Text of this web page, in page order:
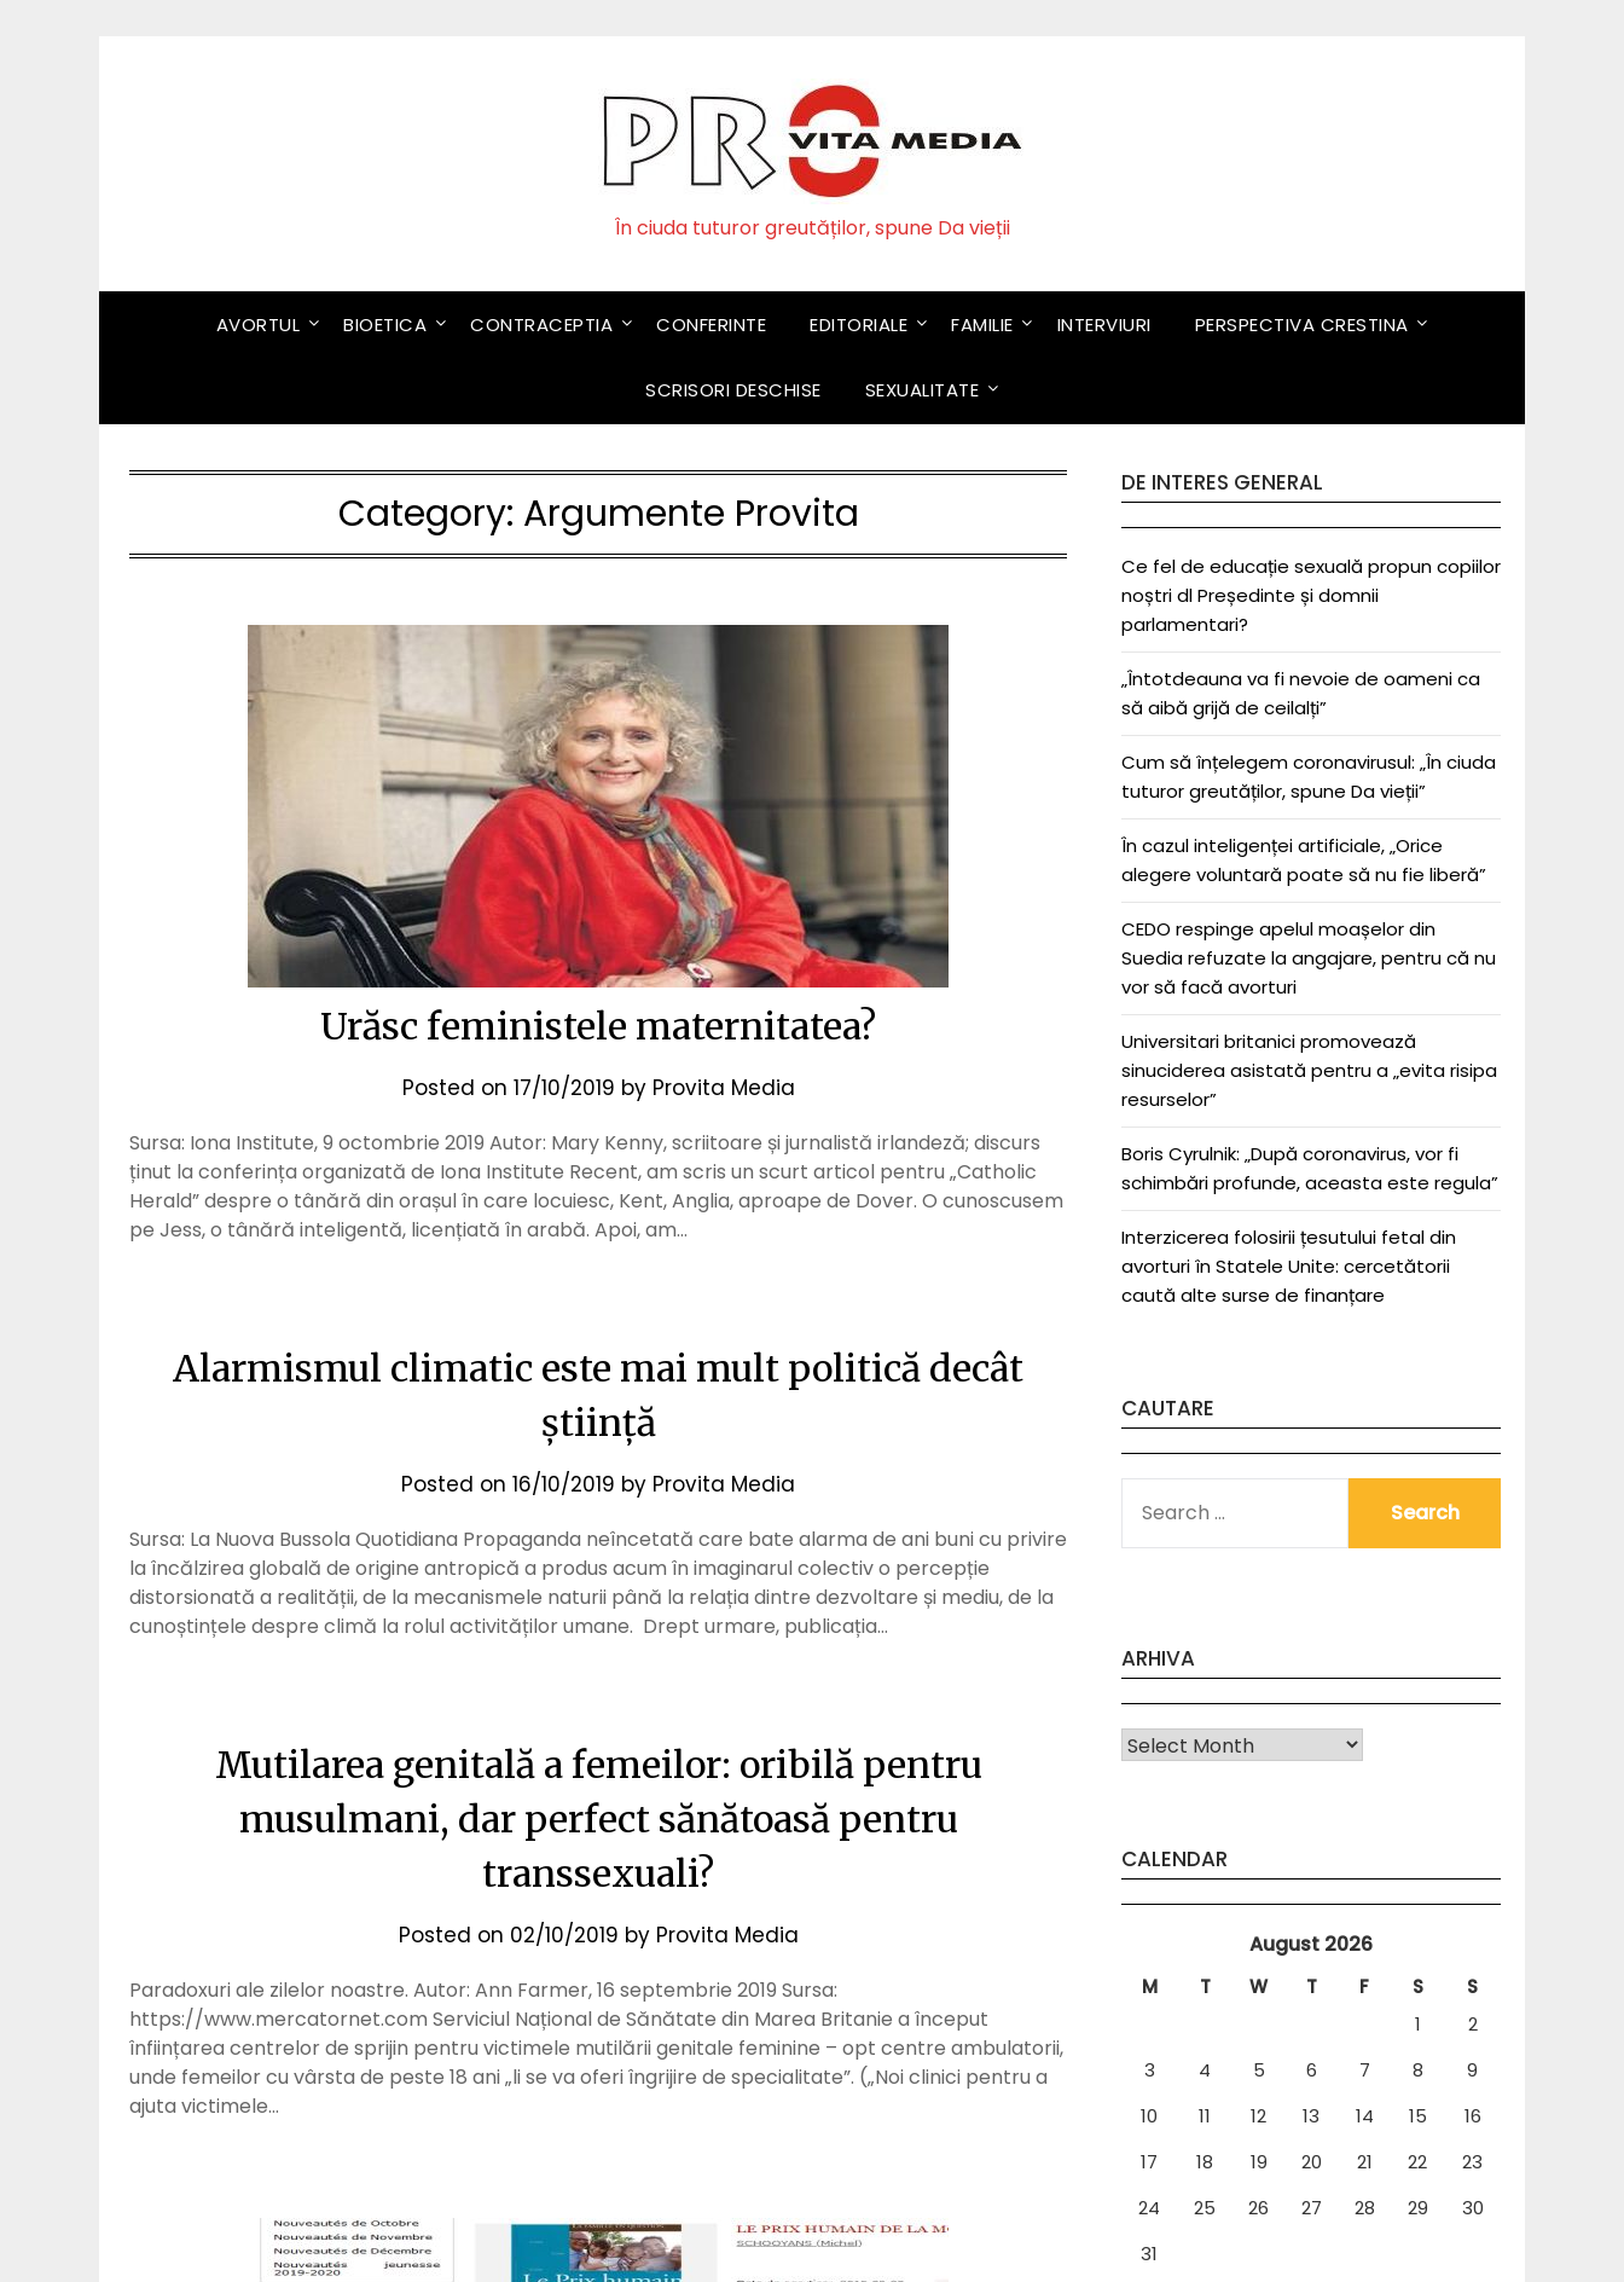
În ciuda tuturor greutăților, spune Da vieții
AVORTUL BIOETICA CONTRACEPTIA CONFERINTE EDITORIALE FAMILIE INTERVIURI PERSPECTIVA CRESTINA
SCRISORI DESCHISE SEXUALITATE
Category: Argumente Provita
Urăsc feministele maternitatea?
Posted on 17/10/2019 by Provita Media
Sursa: Iona Institute, 9 octombrie 2019 Autor: Mary Kenny, scriitoare și jurnalistă irlandeză; discurs
ținut la conferința organizată de Iona Institute Recent, am scris un scurt articol pentru „Catholic
Herald” despre o tânără din orașul în care locuiesc, Kent, Anglia, aproape de Dover. O cunoscusem
pe Jess, o tânără inteligentă, licențiată în arabă. Apoi, am…
Alarmismul climatic este mai mult politică decât
știință
Posted on 16/10/2019 by Provita Media
Sursa: La Nuova Bussola Quotidiana Propaganda neîncetată care bate alarma de ani buni cu privire
la încălzirea globală de origine antropică a produs acum în imaginarul colectiv o percepție
distorsionată a realității, de la mecanismele naturii până la relația dintre dezvoltare și mediu, de la
cunoștințele despre climă la rolul activităților umane. Drept urmare, publicația…
Mutilarea genitală a femeilor: oribilă pentru
musulmani, dar perfect sănătoasă pentru
transsexuali?
Posted on 02/10/2019 by Provita Media
Paradoxuri ale zilelor noastre. Autor: Ann Farmer, 16 septembrie 2019 Sursa:
https://www.mercatornet.com Serviciul Național de Sănătate din Marea Britanie a început
înființarea centrelor de sprijin pentru victimele mutilării genitale feminine – opt centre ambulatorii,
unde femeilor cu vârsta de peste 18 ani „li se va oferi îngrijire de specialitate”. („Noi clinici pentru a
ajuta victimele…
DE INTERES GENERAL
Ce fel de educație sexuală propun copiilor
noștri dl Președinte și domnii
parlamentari?
„Întotdeauna va fi nevoie de oameni ca
să aibă grijă de ceilalți”
Cum să înțelegem coronavirusul: „În ciuda
tuturor greutăților, spune Da vieții”
În cazul inteligenței artificiale, „Orice
alegere voluntară poate să nu fie liberă”
CEDO respinge apelul moașelor din
Suedia refuzate la angajare, pentru că nu
vor să facă avorturi
Universitari britanici promovează
sinuciderea asistată pentru a „evita risipa
resurselor”
Boris Cyrulnik: „După coronavirus, vor fi
schimbări profunde, aceasta este regula”
Interzicerea folosirii țesutului fetal din
avorturi în Statele Unite: cercetătorii
caută alte surse de finanțare
CAUTARE
FOR:
ARHIVA
Arhiva
CALENDAR
August 2026
M T W T F S
S
1
2
3
4 5 6 7 8
9
10
11 12 13 14 15
16
17
18 19 20 21 22
23
24
25 26 27 28 29
30
31